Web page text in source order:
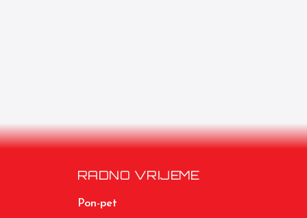
RADNO VRIJEME
Pon-pet